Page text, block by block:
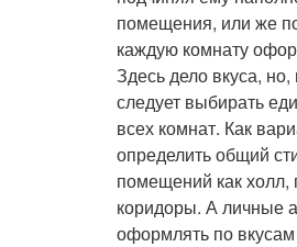
помещения, или же
каждую комнату
Здесь дело вкуса,
следует выбирать
всех комнат. Как
определить общий
помещений как холл,
коридоры. А личные
оформлять по